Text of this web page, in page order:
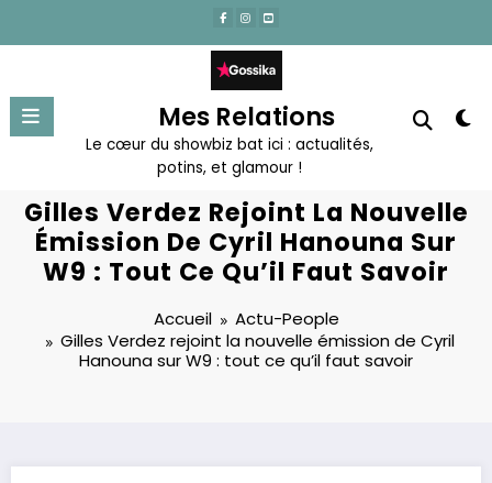
contenu
Mes Relations
Le cœur du showbiz bat ici : actualités,
potins, et glamour !
Gilles Verdez Rejoint La Nouvelle
Émission De Cyril Hanouna Sur
W9 : Tout Ce Qu’il Faut Savoir
Accueil
Actu-People
Gilles Verdez rejoint la nouvelle émission de Cyril
Hanouna sur W9 : tout ce qu’il faut savoir